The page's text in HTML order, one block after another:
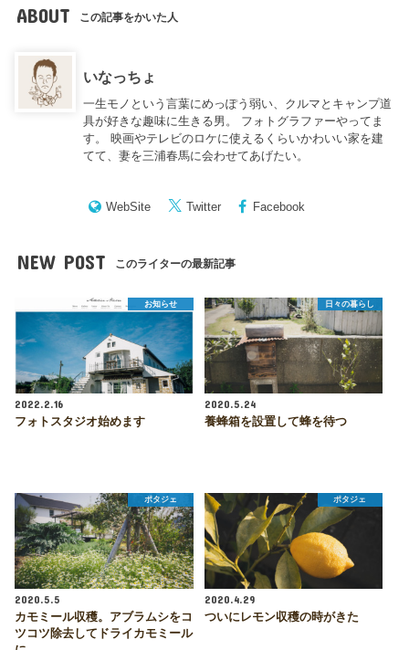
ABOUT この記事をかいた人
いなっちょ
一生モノという言葉にめっぽう弱い、クルマとキャンプ道
具が好きな趣味に生きる男。 フォトグラファーやってま
す。 映画やテレビのロケに使えるくらいかわいい家を建
てて、妻を三浦春馬に会わせてあげたい。
WebSite Twitter Facebook
NEW POST このライターの最新記事
お知らせ
2022.2.16
フォトスタジオ始めます
日々の暮らし
2020.5.24
養蜂箱を設置して蜂を待つ
ポタジェ
2020.5.5
カモミール収穫。アブラムシをコ
ツコツ除去してドライカモミール
ポタジェ
2020.4.29
ついにレモン収穫の時がきた